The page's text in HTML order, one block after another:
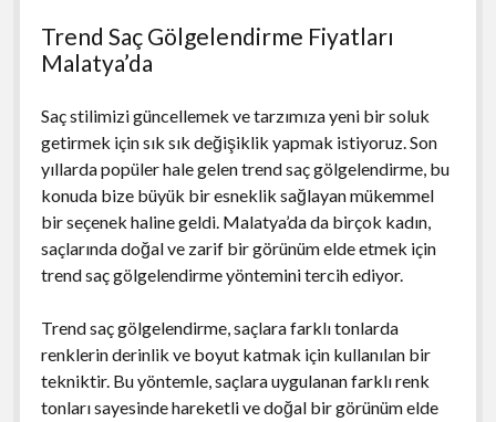
Trend Saç Gölgelendirme Fiyatları
Malatya’da
Saç stilimizi güncellemek ve tarzımıza yeni bir soluk
getirmek için sık sık değişiklik yapmak istiyoruz. Son
yıllarda popüler hale gelen trend saç gölgelendirme, bu
konuda bize büyük bir esneklik sağlayan mükemmel
bir seçenek haline geldi. Malatya’da da birçok kadın,
saçlarında doğal ve zarif bir görünüm elde etmek için
trend saç gölgelendirme yöntemini tercih ediyor.
Trend saç gölgelendirme, saçlara farklı tonlarda
renklerin derinlik ve boyut katmak için kullanılan bir
tekniktir. Bu yöntemle, saçlara uygulanan farklı renk
tonları sayesinde hareketli ve doğal bir görünüm elde